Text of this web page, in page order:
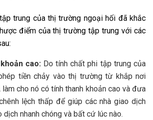
trung của thị trường ngoại hối đã khắc
điểm của thị trường tập trung với các
cao:Do tính chất phi tập trung của
tiền chảy vào thị trường từ khắp nơi
cho nó có tính thanh khoản cao và đưa
lệch thấp để giúp các nhà giao dịch
dịch nhanh chóng và bất cứ lúc nào.